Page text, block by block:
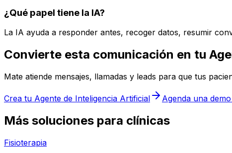
¿Qué papel tiene la IA?
La IA ayuda a responder antes, recoger datos, resumir
Convierte esta comunicación en tu
Mate atiende mensajes, llamadas y leads para que tus
Crea tu Agente de Inteligencia Artificial Agenda una
Más soluciones para clínicas
Fisioterapia